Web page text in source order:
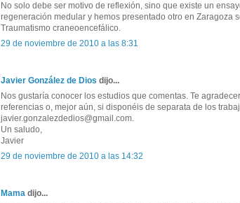
No solo debe ser motivo de reflexión, sino que existe un
regeneración medular y hemos presentado otro en Zaragoza
Traumatismo craneoencefálico.
29 de noviembre de 2010 a las 8:31
Javier González de Dios dijo...
Nos gustaría conocer los estudios que comentas. Te
referencias o, mejor aún, si disponéis de separata de los
javier.gonzalezdedios@gmail.com.
Un saludo,
Javier
29 de noviembre de 2010 a las 14:32
Mama dijo...